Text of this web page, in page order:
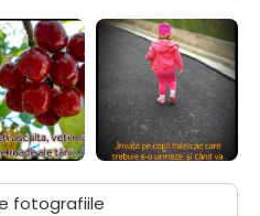
fotografiile